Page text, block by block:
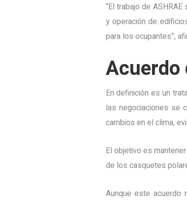
“El trabajo de
y operación de
para los ocupantes”,
Acuerdo
En definición es un
las negociaciones se
cambios en el clima,
El objetivo es
de los casquetes
Aunque este